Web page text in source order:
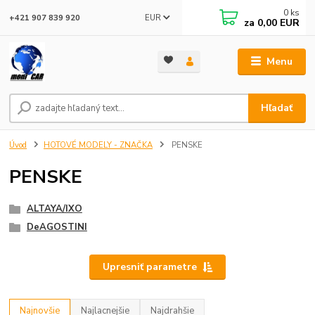
Menu
EUR
Hľadať
+421 907 839 920 0 ks
za 0,00 EUR
Úvod HOTOVÉ MODELY - ZNAČKA PENSKE
PENSKE
ALTAYA/IXO
DeAGOSTINI
Upresniť parametre
Najnovšie Najlacnejšie Najdrahšie